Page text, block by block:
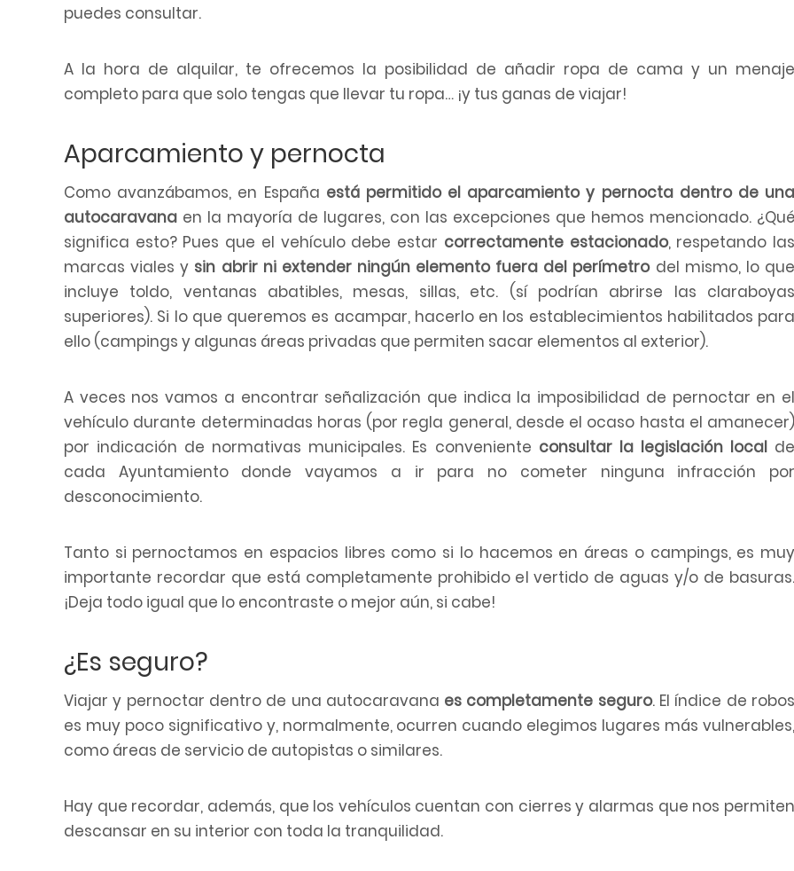
puedes consultar.
A la hora de alquilar, te ofrecemos la posibilidad de añadir ropa de cama y un menaje
completo para que solo tengas que llevar tu ropa… ¡y tus ganas de viajar!
Aparcamiento y pernocta
Como avanzábamos, en España está permitido el aparcamiento y pernocta dentro de una
autocaravana en la mayoría de lugares, con las excepciones que hemos mencionado. ¿Qué
significa esto? Pues que el vehículo debe estar correctamente estacionado, respetando las
marcas viales y sin abrir ni extender ningún elemento fuera del perímetrodel mismo, lo que
incluye toldo, ventanas abatibles, mesas, sillas, etc. (sí podrían abrirse las claraboyas
superiores). Si lo que queremos es acampar, hacerlo en los establecimientos habilitados para
ello (campings y algunas áreas privadas que permiten sacar elementos al exterior).
A veces nos vamos a encontrar señalización que indica la imposibilidad de pernoctar en el
vehículo durante determinadas horas (por regla general, desde el ocaso hasta el amanecer)
por indicación de normativas municipales. Es conveniente consultar la legislación localde
cada Ayuntamiento donde vayamos a ir para no cometer ninguna infracción por
desconocimiento.
Tanto si pernoctamos en espacios libres como si lo hacemos en áreas o campings, es muy
importante recordar que está completamente prohibido el vertido de aguas y/o de basuras.
¡Deja todo igual que lo encontraste o mejor aún, si cabe!
¿Es seguro?
Viajar y pernoctar dentro de una autocaravana es completamente seguro. El índice de robos
es muy poco significativo y, normalmente, ocurren cuando elegimos lugares más vulnerables,
como áreas de servicio de autopistas o similares.
Hay que recordar, además, que los vehículos cuentan con cierres y alarmas que nos permiten
descansar en su interior con toda la tranquilidad.